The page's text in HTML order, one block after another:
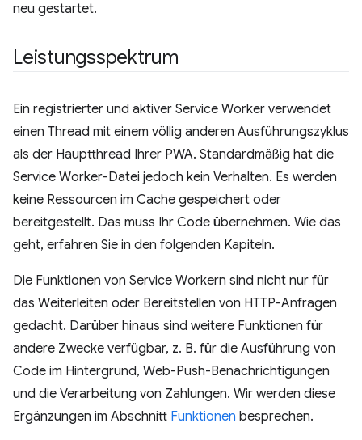
neu gestartet.
Leistungsspektrum
Ein registrierter und aktiver Service Worker verwendet
einen Thread mit einem völlig anderen Ausführungszyklus
als der Hauptthread Ihrer PWA. Standardmäßig hat die
Service Worker-Datei jedoch kein Verhalten. Es werden
keine Ressourcen im Cache gespeichert oder
bereitgestellt. Das muss Ihr Code übernehmen. Wie das
geht, erfahren Sie in den folgenden Kapiteln.
Die Funktionen von Service Workern sind nicht nur für
das Weiterleiten oder Bereitstellen von HTTP-Anfragen
gedacht. Darüber hinaus sind weitere Funktionen für
andere Zwecke verfügbar, z. B. für die Ausführung von
Code im Hintergrund, Web-Push-Benachrichtigungen
und die Verarbeitung von Zahlungen. Wir werden diese
Ergänzungen im Abschnitt Funktionen besprechen.